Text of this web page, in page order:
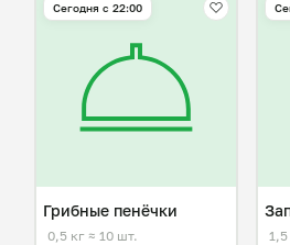
Сегодня с 22:00
Грибные пенёчки
0,5 кг ≈ 10 шт. 1,5